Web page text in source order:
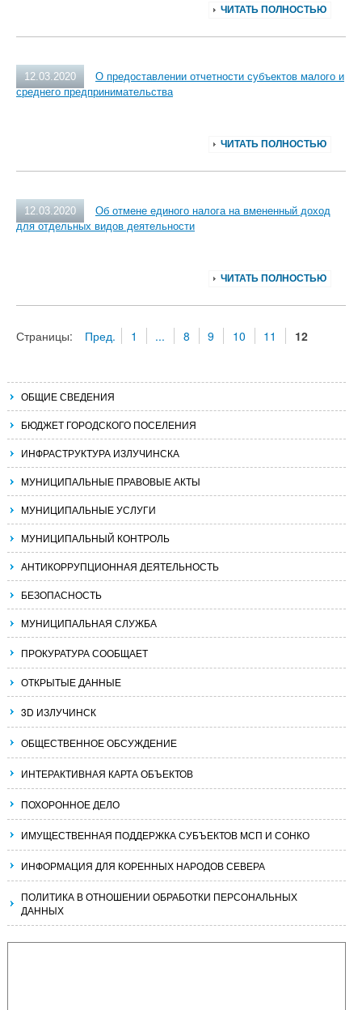
ЧИТАТЬ ПОЛНОСТЬЮ
12.03.2020
О предоставлении отчетности субъектов малого и
среднего предпринимательства
ЧИТАТЬ ПОЛНОСТЬЮ
12.03.2020
Об отмене единого налога на вмененный доход
для отдельных видов деятельности
ЧИТАТЬ ПОЛНОСТЬЮ
Страницы: Пред. 1 ... 8 9 10 11 12
ОБЩИЕ СВЕДЕНИЯ
БЮДЖЕТ ГОРОДСКОГО ПОСЕЛЕНИЯ
ИНФРАСТРУКТУРА ИЗЛУЧИНСКА
МУНИЦИПАЛЬНЫЕ ПРАВОВЫЕ АКТЫ
МУНИЦИПАЛЬНЫЕ УСЛУГИ
МУНИЦИПАЛЬНЫЙ КОНТРОЛЬ
АНТИКОРРУПЦИОННАЯ ДЕЯТЕЛЬНОСТЬ
БЕЗОПАСНОСТЬ
МУНИЦИПАЛЬНАЯ СЛУЖБА
ПРОКУРАТУРА СООБЩАЕТ
ОТКРЫТЫЕ ДАННЫЕ
3D ИЗЛУЧИНСК
ОБЩЕСТВЕННОЕ ОБСУЖДЕНИЕ
ИНТЕРАКТИВНАЯ КАРТА ОБЪЕКТОВ
ПОХОРОННОЕ ДЕЛО
ИМУЩЕСТВЕННАЯ ПОДДЕРЖКА СУБЪЕКТОВ МСП И СОНКО
ИНФОРМАЦИЯ ДЛЯ КОРЕННЫХ НАРОДОВ СЕВЕРА
ПОЛИТИКА В ОТНОШЕНИИ ОБРАБОТКИ ПЕРСОНАЛЬНЫХ
ДАННЫХ